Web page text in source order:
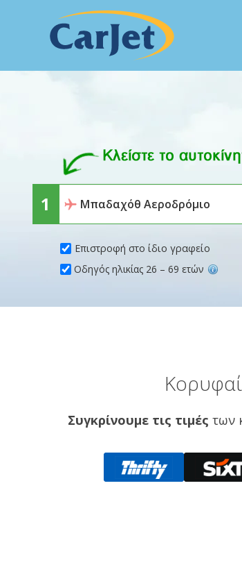
Επιστροφή στο ίδιο γραφείο
Οδηγός ηλικίας 26 – 69 ετών
Συγκρίνουμε τις τιμές των